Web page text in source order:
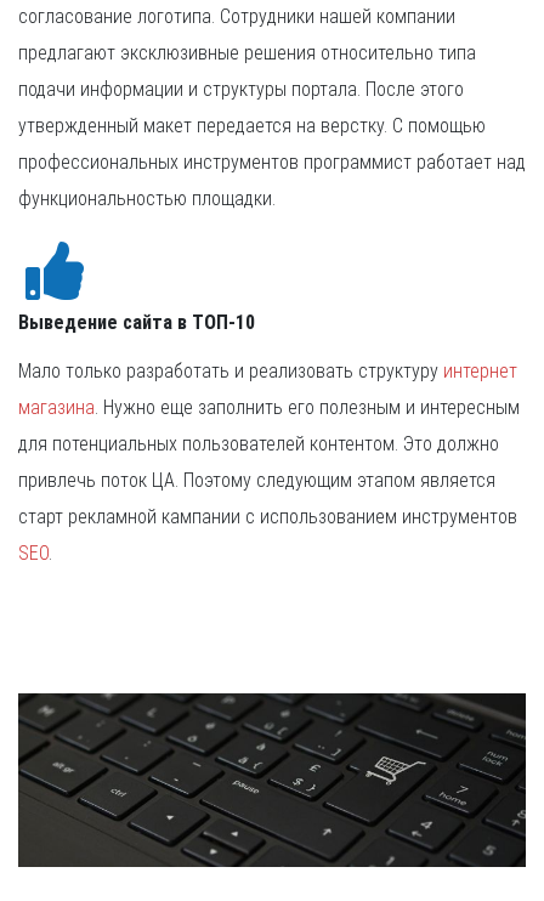
согласование логотипа. Сотрудники нашей компании
предлагают эксклюзивные решения относительно типа
подачи информации и структуры портала. После этого
утвержденный макет передается на верстку. С помощью
профессиональных инструментов программист работает над
функциональностью площадки.
Выведение сайта в ТОП-10
Мало только разработать и реализовать структуру интернет
магазина. Нужно еще заполнить его полезным и интересным
для потенциальных пользователей контентом. Это должно
привлечь поток ЦА. Поэтому следующим этапом является
старт рекламной кампании с использованием инструментов
SEO.